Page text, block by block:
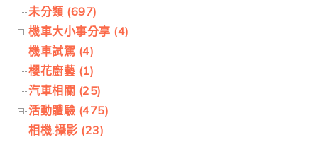
未分類 (697)
機車大小事分享 (4)
機車試駕 (4)
櫻花廚藝 (1)
汽車相關 (25)
活動體驗 (475)
相機.攝影 (23)